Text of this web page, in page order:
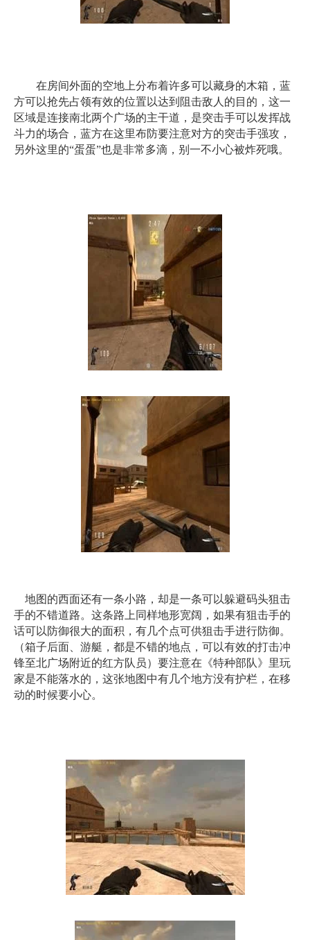
在房间外面的空地上分布着许多可以藏身的木箱，蓝
方可以抢先占领有效的位置以达到阻击敌人的目的，这一
区域是连接南北两个广场的主干道，是突击手可以发挥战
斗力的场合，蓝方在这里布防要注意对方的突击手强攻，
另外这里的“蛋蛋”也是非常多滴，别一不小心被炸死哦。
地图的西面还有一条小路，却是一条可以躲避码头狙击
手的不错道路。这条路上同样地形宽阔，如果有狙击手的
话可以防御很大的面积，有几个点可供狙击手进行防御。
（箱子后面、游艇，都是不错的地点，可以有效的打击冲
锋至北广场附近的红方队员）要注意在《特种部队》里玩
家是不能落水的，这张地图中有几个地方没有护栏，在移
动的时候要小心。